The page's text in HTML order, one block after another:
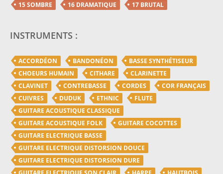
15 SOMBRE
16 DRAMATIQUE 17 BRUTAL
INSTRUMENTS :
ACCORDÉON BANDONÉON
BASSE SYNTHÉTISEUR
CHOEURS HUMAIN
CITHARE
CLARINETTE
CLAVINET
CONTREBASSE CORDES
COR FRANÇAIS
CUIVRES
DUDUK ETHNIC
FLUTE
GUITARE ACOUSTIQUE CLASSIQUE
GUITARE ACOUSTIQUE FOLK
GUITARE COCOTTES
GUITARE ELECTRIQUE BASSE
GUITARE ELECTRIQUE DISTORSION DOUCE
GUITARE ELECTRIQUE DISTORSION DURE